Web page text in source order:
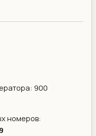
900
номеров: